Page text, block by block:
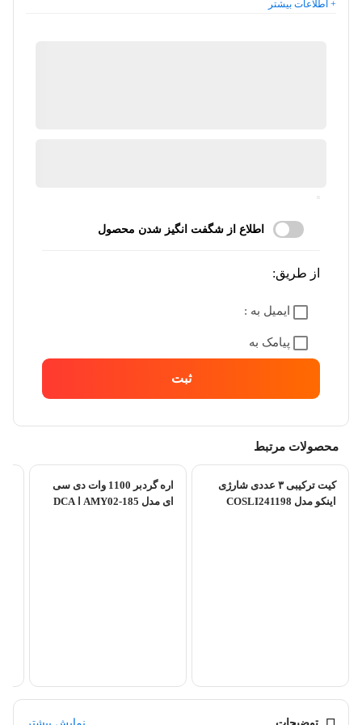
+ اطلاعات بیشتر
اطلاع از شگفت انگیز شدن محصول
از طریق:
ایمیل به :
پیامک به
ثبت
محصولات مرتبط
کیت ترکیبی ۳ عددی شارژی
اینکو مدل COSLI241198
اره گردبر 1100 وات دی سی
ای مدل AMY02-185 ا DCA